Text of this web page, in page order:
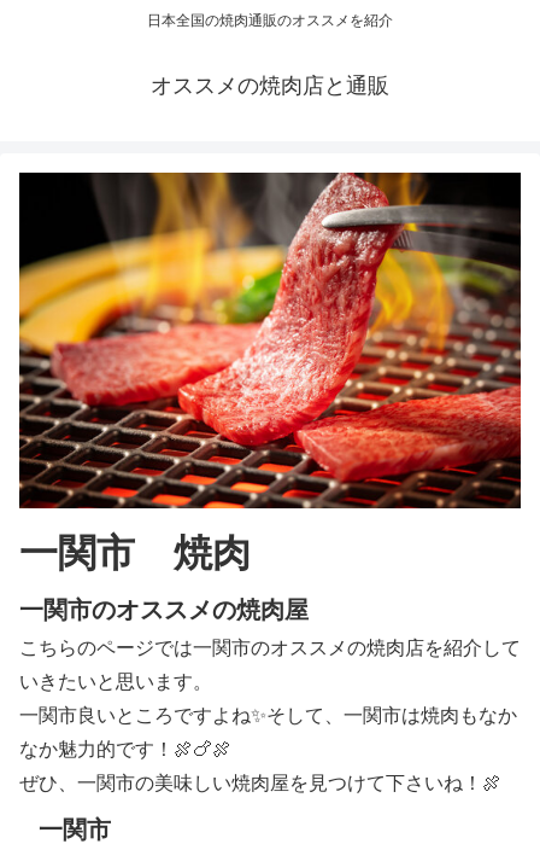
日本全国の焼肉通販のオススメを紹介
オススメの焼肉店と通販
一関市 焼肉
一関市のオススメの焼肉屋
こちらのページでは一関市のオススメの焼肉店を紹介して
いきたいと思います。
一関市良いところですよね✨そして、一関市は焼肉もなか
なか魅力的です！🍖🍗🍖
ぜひ、一関市の美味しい焼肉屋を見つけて下さいね！🍖
一関市